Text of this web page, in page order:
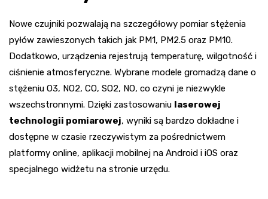
Nowe czujniki pozwalają na szczegółowy pomiar stężenia
pyłów zawieszonych takich jak PM1, PM2.5 oraz PM10.
Dodatkowo, urządzenia rejestrują temperaturę, wilgotność i
ciśnienie atmosferyczne. Wybrane modele gromadzą dane o
stężeniu O3, NO2, CO, SO2, NO, co czyni je niezwykle
wszechstronnymi. Dzięki zastosowaniu laserowej
technologii pomiarowej, wyniki są bardzo dokładne i
dostępne w czasie rzeczywistym za pośrednictwem
platformy online, aplikacji mobilnej na Android i iOS oraz
specjalnego widżetu na stronie urzędu.